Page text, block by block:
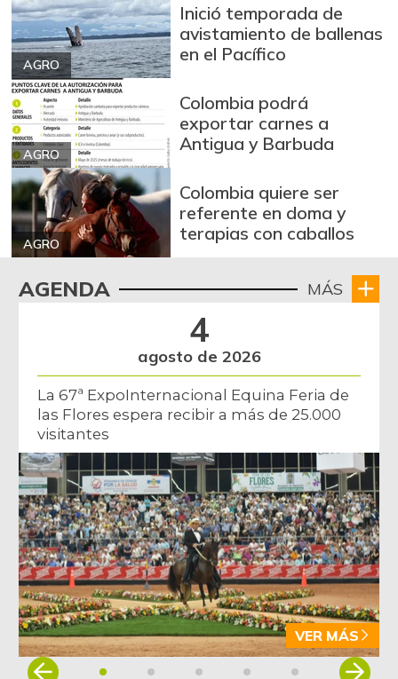
AGRO
Inició temporada de
avistamiento de ballenas
en el Pacífico
AGRO
Colombia podrá
exportar carnes a
Antigua y Barbuda
AGRO
Colombia quiere ser
referente en doma y
terapias con caballos
AGENDA MÁS
4
agosto de 2026
La 67ª ExpoInternacional Equina Feria de
las Flores espera recibir a más de 25.000
visitantes
VER MÁS
Item